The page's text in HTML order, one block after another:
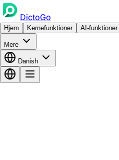
DictoGo
Hjem Kernefunktioner AI-funktioner
Mere
Danish